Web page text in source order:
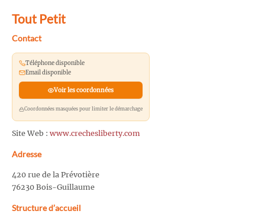
Tout Petit
Contact
Téléphone disponible
Email disponible
Voir les coordonnées
Coordonnées masquées pour limiter le démarchage
Site Web : www.crechesliberty.com
Adresse
420 rue de la Prévotière
76230 Bois-Guillaume
Structure d’accueil